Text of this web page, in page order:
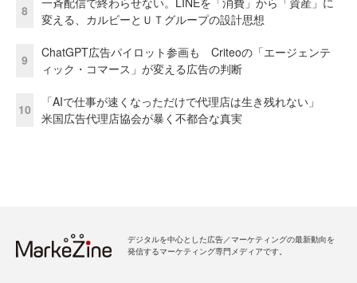
8
変える、カルビーとＵＴグループの設計思想
9
ChatGPT広告パイロット参画も Criteoの「エージェンテ
ィック・コマース」が変える広告の判断
10
「AIで仕事が速くなっただけで代理店は生き残れない」
米国広告代理店協会が暴く不都合な真実
デジタルを中心とした広告／マーケティングの最新動向を
発信するマーケティング専門メディアです。